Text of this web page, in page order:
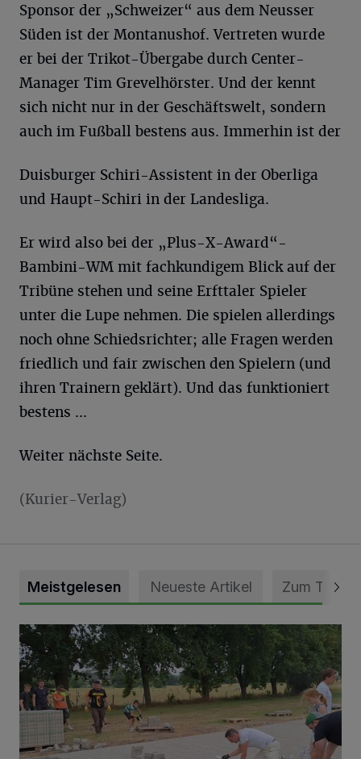
Sponsor der „Schweizer“ aus dem Neusser
Süden ist der Montanushof. Vertreten wurde
er bei der Trikot-Übergabe durch Center-
Manager Tim Grevelhörster. Und der kennt
sich nicht nur in der Geschäftswelt, sondern
auch im Fußball bestens aus. Immerhin ist der
Duisburger Schiri-Assistent in der Oberliga
und Haupt-Schiri in der Landesliga.
Er wird also bei der „Plus-X-Award“-
Bambini-WM mit fachkundigem Blick auf der
Tribüne stehen und seine Erfttaler Spieler
unter die Lupe nehmen. Die spielen allerdings
noch ohne Schiedsrichter; alle Fragen werden
friedlich und fair zwischen den Spielern (und
ihren Trainern geklärt). Und das funktioniert
bestens ...
Weiter nächste Seite.
(Kurier-Verlag)
Meistgelesen Neueste Artikel Zum Thema
Pünktlich zum Schützenfest den Weg zum Festzelt